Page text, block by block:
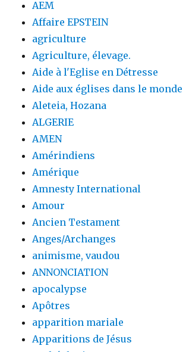
AEM
Affaire EPSTEIN
agriculture
Agriculture, élevage.
Aide à l'Eglise en Détresse
Aide aux églises dans le monde
Aleteia, Hozana
ALGERIE
AMEN
Amérindiens
Amérique
Amnesty International
Amour
Ancien Testament
Anges/Archanges
animisme, vaudou
ANNONCIATION
apocalypse
Apôtres
apparition mariale
Apparitions de Jésus